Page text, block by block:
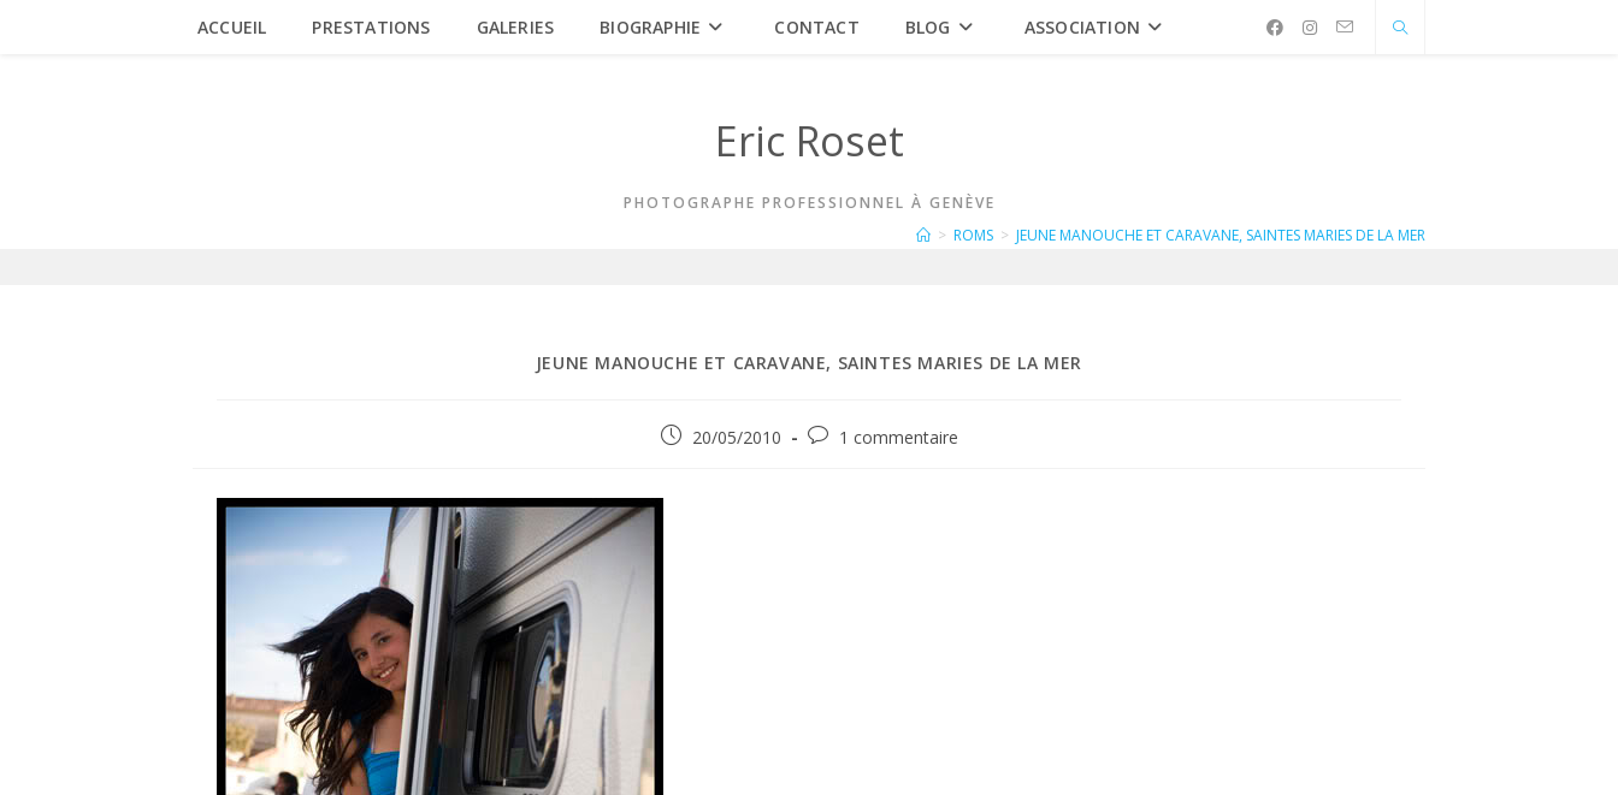
ACCUEIL PRESTATIONS GALERIES BIOGRAPHIE CONTACT BLOG ASSOCIATION
Eric Roset
PHOTOGRAPHE PROFESSIONNEL À GENÈVE
> ROMS > JEUNE MANOUCHE ET CARAVANE, SAINTES MARIES DE LA MER
JEUNE MANOUCHE ET CARAVANE, SAINTES MARIES DE LA MER
Publication
20/05/2010
Commentaires
1 commentaire